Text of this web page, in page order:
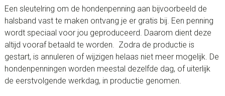
Een sleutelring om de hondenpenning aan bijvoorbeeld de
halsband vast te maken ontvang je er gratis bij. Een penning
wordt speciaal voor jou geproduceerd. Daarom dient deze
altijd vooraf betaald te worden. Zodra de productie is
gestart, is annuleren of wijzigen helaas niet meer mogelijk. De
hondenpenningen worden meestal dezelfde dag, of uiterlijk
de eerstvolgende werkdag, in productie genomen.